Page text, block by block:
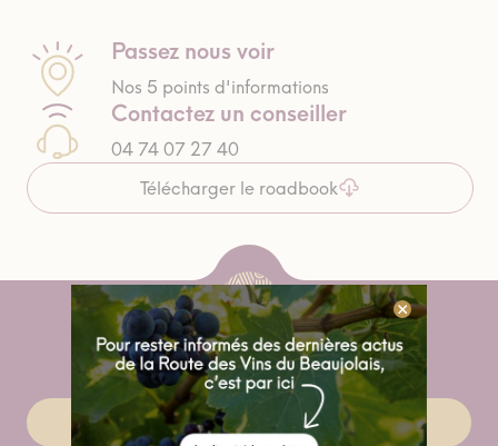
Passez nous voir
Nos 5 points d'informations
Contactez un conseiller
04 74 07 27 40
Télécharger le roadbook
Site Beaujolais Tourisme